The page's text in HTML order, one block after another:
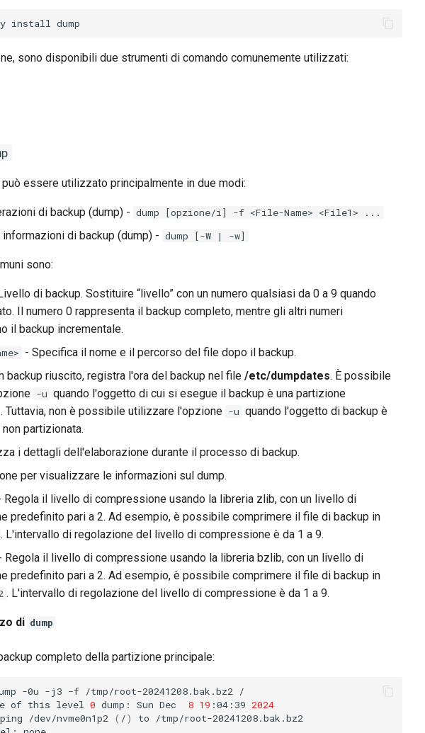
install
sono disponibili due strumenti di comando comunemente utilizzati:
essere utilizzato principalmente in due modi:
di backup (dump) - dump [opzione/i] -f <File-Name> <File1> ...
informazioni di backup (dump) - dump [-W | -w]
sono:
di backup. Sostituire “livello” con un numero qualsiasi da 0 a 9 quando
Il numero 0 rappresenta il backup completo, mentre gli altri numeri
il backup incrementale.
- Specifica il nome e il percorso del file dopo il backup.
backup riuscito, registra l'ora del backup nel file /etc/dumpdates. È possibile
-u quando l'oggetto di cui si esegue il backup è una partizione
Tuttavia, non è possibile utilizzare l'opzione -u quando l'oggetto di backup è
partizionata.
i dettagli dell'elaborazione durante il processo di backup.
per visualizzare le informazioni sul dump.
Regola il livello di compressione usando la libreria zlib, con un livello di
predefinito pari a 2. Ad esempio, è possibile comprimere il file di backup in
. L'intervallo di regolazione del livello di compressione è da 1 a 9.
Regola il livello di compressione usando la libreria bzlib, con un livello di
predefinito pari a 2. Ad esempio, è possibile comprimere il file di backup in
. L'intervallo di regolazione del livello di compressione è da 1 a 9.
di dump
completo della partizione principale:
-0u -j3 -f /tmp/root-20241208.bak.bz2
/
of this level 0 dump: Sun Dec 8 19 :04:39 2024
/dev/nvme0n1p2 ( /) to
/tmp/root-20241208.bak.bz2